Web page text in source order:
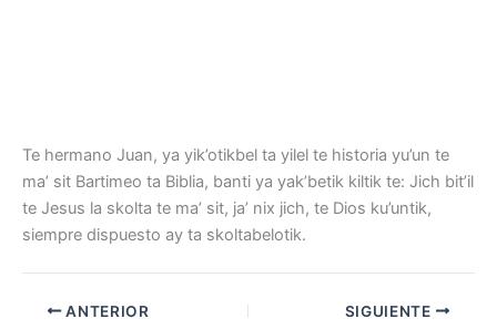
Te hermano Juan, ya yik’otikbel ta yilel te historia yu’un te
ma’ sit Bartimeo ta Biblia, banti ya yak’betik kiltik te: Jich bit’il
te Jesus la skolta te ma’ sit, ja’ nix jich, te Dios ku’untik,
siempre dispuesto ay ta skoltabelotik.
ANTERIOR SIGUIENTE